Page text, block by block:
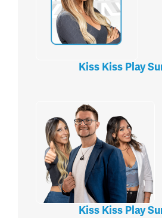
Kiss Kiss Play
Kiss Kiss Play